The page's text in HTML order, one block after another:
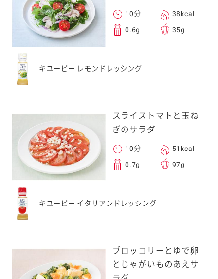
ごま油＆ガーリックドレッシング
すりおろしオニオンドレッシング
ト＆オニオン）
オリーブオイル＆オニオンドレッシン
深煎りごまドレッシング カロリーハ
ーフ
シーザーサラダドレッシング
10分 38kcal
0.6g 35g
キユーピー レモンドレッシング
スライストマトと玉ね
ぎのサラダ
10分 51kcal
0.7g 97g
キユーピー イタリアンドレッシング
ブロッコリーとゆで卵
とじゃがいものあえサ